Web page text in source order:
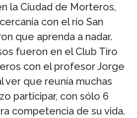
la Ciudad de Morteros,
con el río San
que aprenda a nadar.
fueron en el Club Tiro
con el profesor Jorge
ver que reunía muchas
participar, con sólo 6
competencia de su vida.